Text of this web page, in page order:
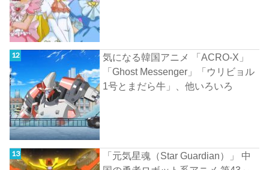
気になる韓国アニメ 「ACRO-X」
「Ghost Messenger」「ウリビョル
1号とまだら牛」、他いろいろ
「元気星魂（Star Guardian）」 中